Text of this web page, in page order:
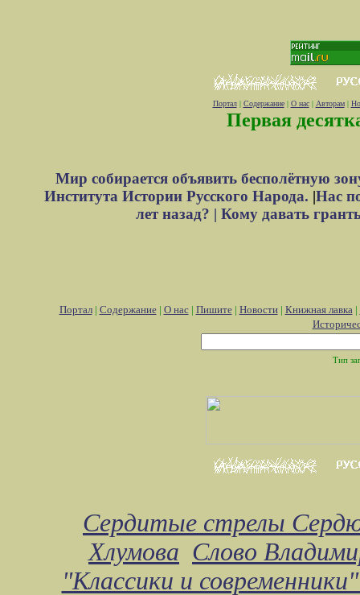
Портал| Содержание| О нас| Авторам|
Первая
Мир собирается объявить бесполётную
Института Истории Русского Народа. |Нас
лет назад? | Кому давать
Портал| Содержание| О нас| Пишите| Новости| Книжная лавка|
Тип
Сердитые стрелы
Хлумова Слово
"Классики и